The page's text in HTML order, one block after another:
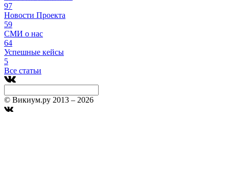
97
Новости Проекта
59
СМИ о нас
64
Успешные кейсы
5
Все статьи
© Викиум.ру 2013 – 2026